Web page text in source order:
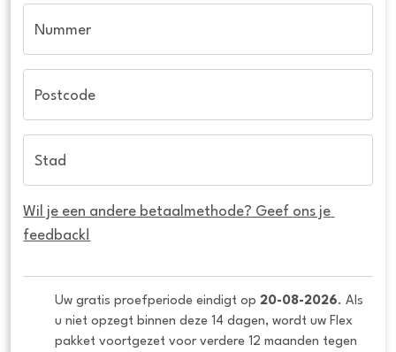
Nummer
Postcode
Stad
Wil je een andere betaalmethode? Geef ons je
feedback!
Uw gratis proefperiode eindigt op 20-08-2026. Als
u niet opzegt binnen deze 14 dagen, wordt uw Flex
pakket voortgezet voor verdere 12 maanden tegen